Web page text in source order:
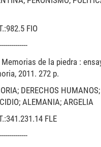
FIO
Memorias de la piedra :
2011. 272 p.
DERECHOS
ALEMANIA; ARGELIA
FLE